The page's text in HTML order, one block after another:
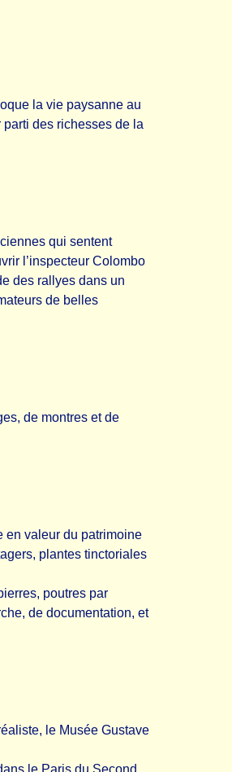
la vie paysanne au
des richesses de la
qui sentent
l’inspecteur Colombo
des rallyes dans un
de belles
de montres et de
en valeur du patrimoine
plantes tinctoriales
poutres par
de documentation, et
le Musée Gustave
le Paris du Second